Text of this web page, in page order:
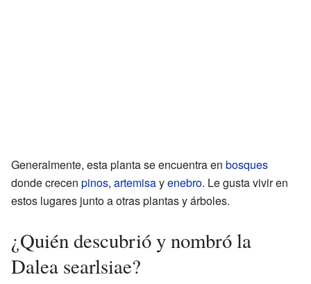
Generalmente, esta planta se encuentra en bosques
donde crecen pinos, artemisayenebro. Le gusta vivir en
estos lugares junto a otras plantas y árboles.
¿Quién descubrió y nombró la
Dalea searlsiae?